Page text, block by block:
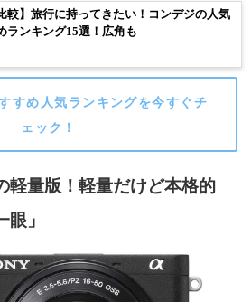
較】旅行に持ってきたい！コンデジの人気
ランキング15選！広角も
すめ人気ランキングを今すぐチ
ェック！
軽量版！軽量だけど本格的
」